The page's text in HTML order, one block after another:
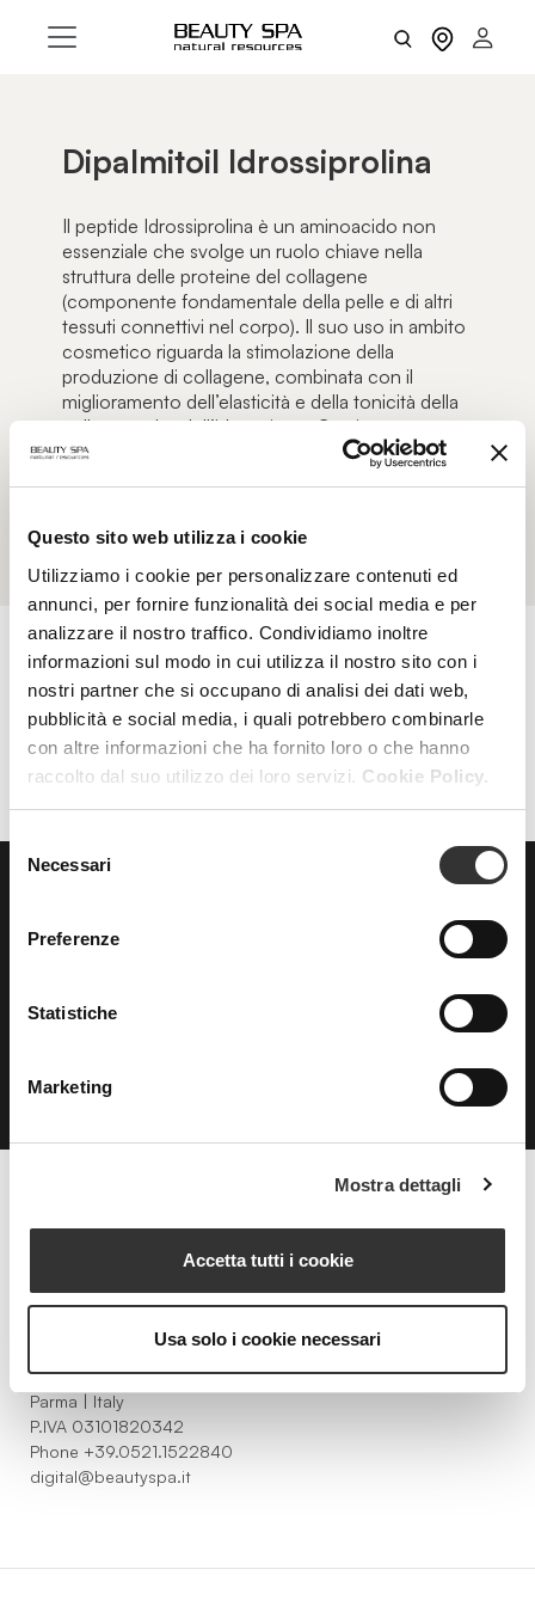
Questo sito web utilizza i cookie
Utilizziamo i cookie per personalizzare contenuti ed
annunci, per fornire funzionalità dei social media e per
analizzare il nostro traffico. Condividiamo inoltre
informazioni sul modo in cui utilizza il nostro sito con i
nostri partner che si occupano di analisi dei dati web,
pubblicità e social media, i quali potrebbero combinarle
con altre informazioni che ha fornito loro o che hanno
raccolto dal suo utilizzo dei loro servizi. Cookie Policy.
Selezione
delNecessari
Preferenze
Statistiche
Marketing
Mostra dettagli
Accetta tutti i cookie
Usa solo i cookie necessari
Dipalmitoil Idrossiprolina
Il peptide Idrossiprolina è un aminoacido non
essenziale che svolge un ruolo chiave nella
struttura delle proteine del collagene
(componente fondamentale della pelle e di altri
tessuti connettivi nel corpo). Il suo uso in ambito
cosmetico riguarda la stimolazione della
produzione di collagene, combinata con il
miglioramento dell’elasticità e della tonicità della
pelle, nonché dell’idratazione. Grazie a queste
azioni sinergiche, l’Idrossiprolina contribuisce ad
FILTRI AZZERA FILTRI
ISCRIVITI
Strada della Pace, 29, Mezzani
43058 Sorbolo Mezzani
Parma | Italy
P.IVA 03101820342
Phone +39.0521.1522840
digital@beautyspa.it